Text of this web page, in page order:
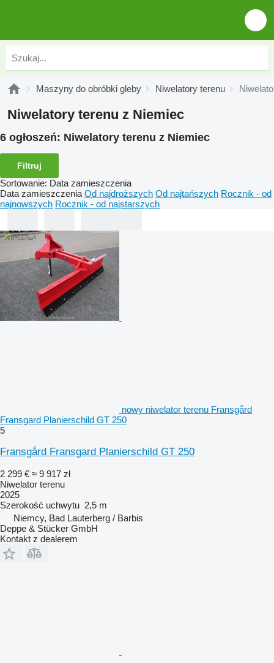
Maszyny do obróbki gleby Niwelatory terenu
Niwelatory terenu z Niemiec
6 ogłoszeń: Niwelatory terenu z Niemiec
Filtruj
Sortowanie: Data zamieszczenia
Data zamieszczenia Od najdroższych Od najtańszych Rocznik - od
najnowszych Rocznik - od najstarszych
nowy niwelator terenu Fransgård
Fransgard Planierschild GT 250
5
Fransgård Fransgard Planierschild GT 250
2 299 € ≈ 9 917 zł
Niwelator terenu
2025
Szerokość uchwytu 2,5 m
Niemcy, Bad Lauterberg / Barbis
Deppe & Stücker GmbH
Kontakt z dealerem